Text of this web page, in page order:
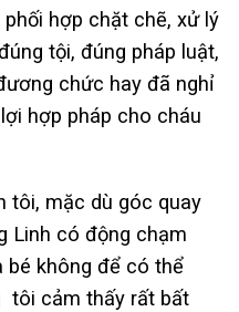
hợp chặt chẽ, xử lý
tội, đúng pháp luật,
chức hay đã nghỉ
hợp pháp cho cháu
tôi, mặc dù góc quay
Linh có động chạm
bé không để có thể
tôi cảm thấy rất bất